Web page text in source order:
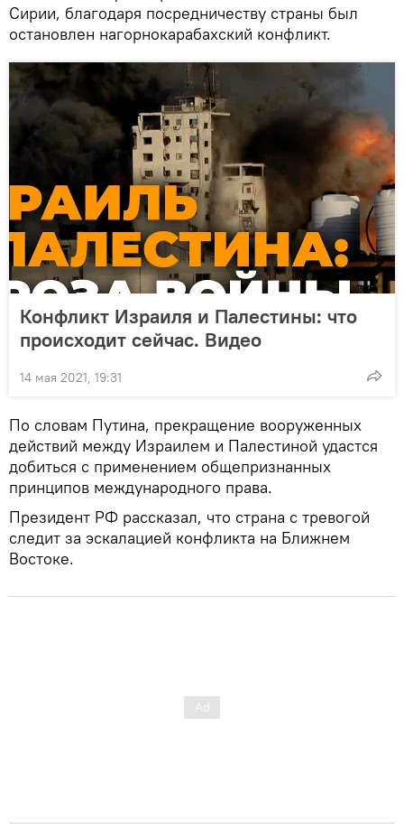
Сирии, благодаря посредничеству страны был
остановлен нагорнокарабахский конфликт.
Конфликт Израиля и Палестины: что
происходит сейчас. Видео
14 мая 2021, 19:31
По словам Путина, прекращение вооруженных
действий между Израилем и Палестиной удастся
добиться с применением общепризнанных
принципов международного права.
Президент РФ рассказал, что страна с тревогой
следит за эскалацией конфликта на Ближнем
Востоке.